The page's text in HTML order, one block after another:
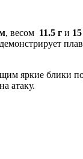
, весом 11.5 г и 15
яркие блики
атаку.